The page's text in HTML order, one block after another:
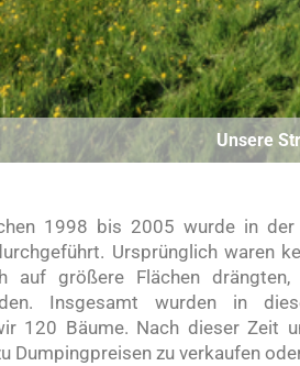
Unsere
1998 bis 2005 wurde in der
Ursprünglich waren
auf größere Flächen
Insgesamt wurden in
120 Bäume. Nach dieser Zeit
Dumpingpreisen zu verkaufen